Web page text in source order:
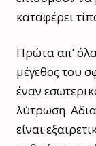
καταφέρει
Πρώτα απ’
μέγεθος του
έναν
λύτρωση.
είναι